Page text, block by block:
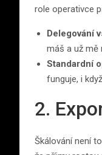
role operativce
Delegování
máš a už mě
Standardní
funguje, i
2.
Škálování není